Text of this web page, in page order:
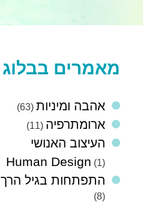
מאמרים בבלוג
אהבה ומיניות(63)
ארומתרפיה (11)
העיצוב האנושי
Human Design (1)
התפתחות בגיל הרך
(8)